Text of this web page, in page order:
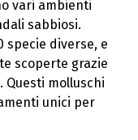
vari ambienti
sabbiosi.
specie diverse, e
scoperte grazie
Questi molluschi
unici per